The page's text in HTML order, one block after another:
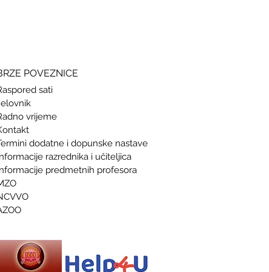
POVEZNICE
sati
vrijeme
dodatne i dopunske nastave
razrednika i učiteljica
predmetnih profesora